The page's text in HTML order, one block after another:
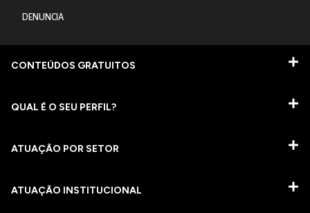
DENUNCIA
CONTEÚDOS GRATUITOS
QUAL É O SEU PERFIL?
ATUAÇÃO POR SETOR
ATUAÇÃO INSTITUCIONAL